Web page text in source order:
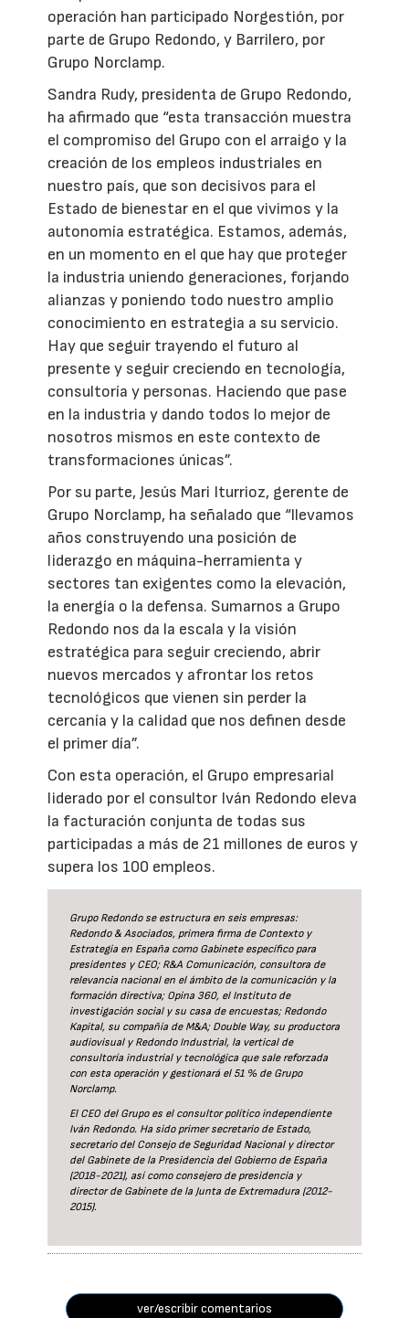
operación han participado Norgestión, por
parte de Grupo Redondo, y Barrilero, por
Grupo Norclamp.
Sandra Rudy, presidenta de Grupo Redondo,
ha afirmado que “esta transacción muestra
el compromiso del Grupo con el arraigo y la
creación de los empleos industriales en
nuestro país, que son decisivos para el
Estado de bienestar en el que vivimos y la
autonomía estratégica. Estamos, además,
en un momento en el que hay que proteger
la industria uniendo generaciones, forjando
alianzas y poniendo todo nuestro amplio
conocimiento en estrategia a su servicio.
Hay que seguir trayendo el futuro al
presente y seguir creciendo en tecnología,
consultoría y personas. Haciendo que pase
en la industria y dando todos lo mejor de
nosotros mismos en este contexto de
transformaciones únicas”.
Por su parte, Jesús Mari Iturrioz, gerente de
Grupo Norclamp, ha señalado que “llevamos
años construyendo una posición de
liderazgo en máquina-herramienta y
sectores tan exigentes como la elevación,
la energía o la defensa. Sumarnos a Grupo
Redondo nos da la escala y la visión
estratégica para seguir creciendo, abrir
nuevos mercados y afrontar los retos
tecnológicos que vienen sin perder la
cercanía y la calidad que nos definen desde
el primer día”.
Con esta operación, el Grupo empresarial
liderado por el consultor Iván Redondo eleva
la facturación conjunta de todas sus
participadas a más de 21 millones de euros y
supera los 100 empleos.
Grupo Redondo se estructura en seis empresas:
Redondo & Asociados, primera firma de Contexto y
Estrategia en España como Gabinete específico para
presidentes y CEO; R&A Comunicación, consultora de
relevancia nacional en el ámbito de la comunicación y la
formación directiva; Opina 360, el Instituto de
investigación social y su casa de encuestas; Redondo
Kapital, su compañía de M&A; Double Way, su productora
audiovisual y Redondo Industrial, la vertical de
consultoría industrial y tecnológica que sale reforzada
con esta operación y gestionará el 51 % de Grupo
Norclamp.
El CEO del Grupo es el consultor político independiente
Iván Redondo. Ha sido primer secretario de Estado,
secretario del Consejo de Seguridad Nacional y director
del Gabinete de la Presidencia del Gobierno de España
(2018-2021), así como consejero de presidencia y
director de Gabinete de la Junta de Extremadura (2012-
2015).
ver/escribir comentarios